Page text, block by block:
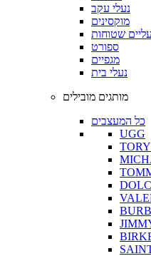
נעלי עקב
מוקסינים
שטוחות
ספורט
מגפיים
נעלי בית
מותגים מובילים
כל המעצבים
UGG